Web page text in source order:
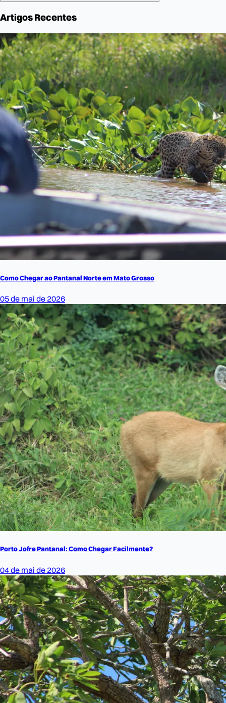
Artigos Recentes
Como Chegar ao Pantanal Norte em Mato Grosso
05 de mai de 2026
Porto Jofre Pantanal: Como Chegar Facilmente?
04 de mai de 2026